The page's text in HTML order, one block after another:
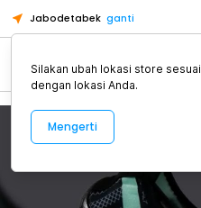
Jabodetabek ganti
Alat Kopi
Silakan ubah lokasi store sesuai
dengan lokasi Anda.
Mengerti